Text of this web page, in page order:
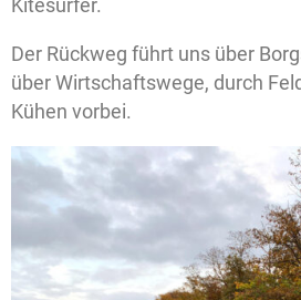
Kitesurfer.
Der Rückweg führt uns über
über Wirtschaftswege, durch
Kühen vorbei.